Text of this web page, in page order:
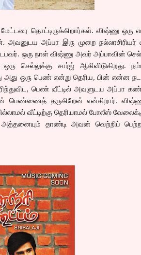
தொட்டிருக்கிறார்கள். விஷ்ணு ஒரு
அப்பா இரு முறை நல்லாசிரியர்
ஒரு நாள் விஷ்ணு அவர் அப்பாவின்
செல்லுக்கு சார்ஜ் ஆகிவிடுகிறது.
அது ஒரு பெண் என்று தெரிய, பின் என்ன
பெண் வீட்டில் அவளுடய அப்பா
பெண்ணைத் தருகிறேன் என்கிறார்.
வீட்டிற்கு தெரியாமல் போலீஸ்
தாண்டி அவன் வெற்றிப்